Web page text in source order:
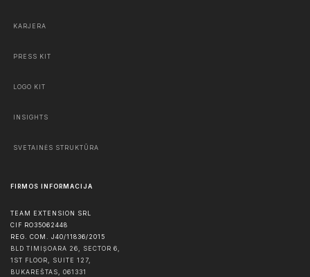
KARJERA
PRESS KIT
LOGO KIT
INSIGHTS
SVETAINĖS STRUKTŪRA
FIRMOS INFORMACIJA
TEAM EXTENSION SRL
CIF RO35062448
REG. COM. J40/11836/2015
BLD TIMIȘOARA 26, SECTOR 6,
1ST FLOOR, SUITE 127,
BUKAREŠTAS, 061331